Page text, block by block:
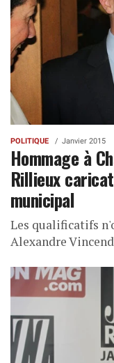
POLITIQUE Janvier 2015
Hommage à
Rillieux
municipal
Les qualificatifs
Alexandre